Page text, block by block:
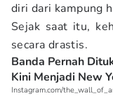
diri dari kampung
Sejak saat itu,
secara drastis.
Banda Pernah
Kini Menjadi New
Instagram.com/